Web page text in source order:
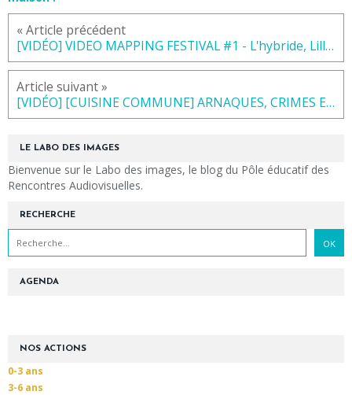
« Article précédent
[VIDÉO] VIDEO MAPPING FESTIVAL #1 - L'hybride, Lille, mars 2018
Article suivant »
[VIDÉO] [CUISINE COMMUNE] ARNAQUES, CRIMES ET DIÉTÉTIQUE - Centre Social Mosaïque de Lille, mars 2018
RECHERCHE
LE LABO DES IMAGES
Bienvenue sur le Labo des images, le blog du Pôle éducatif des
Rencontres Audiovisuelles.
NOS ACTIONS
0-3 ans
3-6 ans
AGENDA